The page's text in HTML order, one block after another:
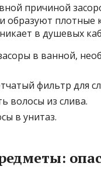
причиной
образуют
в душевых
в ванной,
фильтр для
волосы из слива.
в унитаз.